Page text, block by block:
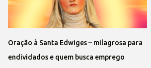
Oração à Santa Edwiges – milagrosa para
endividados e quem busca emprego